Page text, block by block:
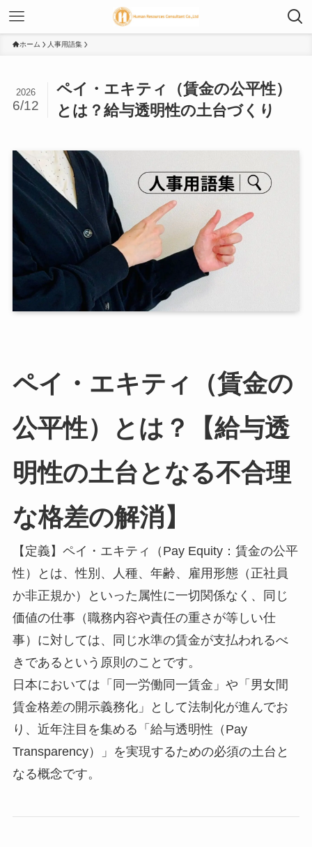
ホーム 人事用語集
ペイ・エキティ（賃金の公平性）
とは？給与透明性の土台づくり
2026
6/12
ペイ・エキティ（賃金の
公平性）とは？【給与透
明性の土台となる不合理
な格差の解消】
【定義】ペイ・エキティ（Pay Equity：賃金の公平
性）とは、性別、人種、年齢、雇用形態（正社員
か非正規か）といった属性に一切関係なく、同じ
価値の仕事（職務内容や責任の重さが等しい仕
事）に対しては、同じ水準の賃金が支払われるべ
きであるという原則のことです。
日本においては「同一労働同一賃金」や「男女間
賃金格差の開示義務化」として法制化が進んでお
り、近年注目を集める「給与透明性（Pay
Transparency）」を実現するための必須の土台と
なる概念です。